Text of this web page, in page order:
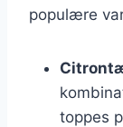
populære
toppes